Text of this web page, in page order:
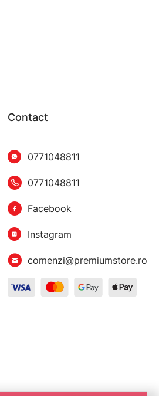
Contact
0771048811
0771048811
Facebook
Instagram
comenzi@premiumstore.ro